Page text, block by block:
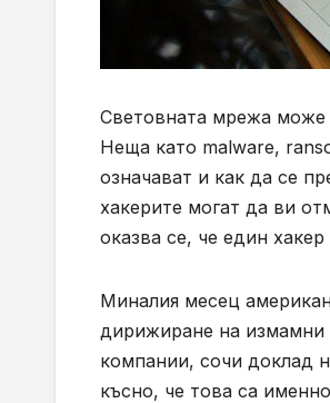
Световната мрежа може
Неща като malware,
означават и как да се
хакерите могат да ви
оказва се, че един
Миналия месец
дирижиране на измамни
компании, сочи доклад
късно, че това са именно